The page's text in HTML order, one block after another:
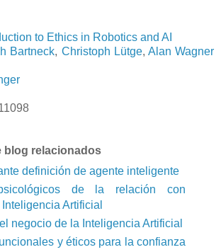
to Ethics in Robotics and AI
Bartneck, Christoph Lütge, Alan Wagner
blog relacionados
definición de agente inteligente
de la relación con
Artificial
negocio de la Inteligencia Artificial
y éticos para la confianza